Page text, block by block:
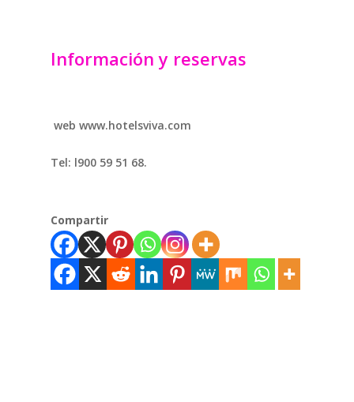
Información y reservas
web www.hotelsviva.com
Tel: l900 59 51 68.
Compartir